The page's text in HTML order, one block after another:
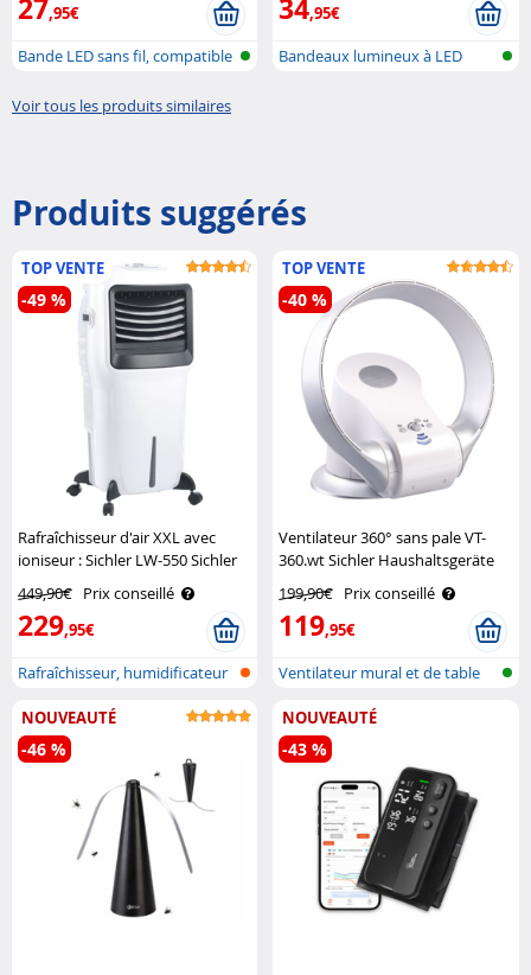
27,95€
Bande LED sans fil, compatible
34,95€
Bandeaux lumineux à LED
Voir tous les produits similaires
Produits suggérés
TOP VENTE
Rafraîchisseur d'air XXL avec
ioniseur : Sichler LW-550 Sichler
449,90€ Prix conseillé
229,95€
-49 %
Rafraîchisseur, humidificateur
TOP VENTE
Ventilateur 360° sans pale VT-
360.wt Sichler Haushaltsgeräte
199,90€ Prix conseillé
119,95€
-40 %
Ventilateur mural et de table
NOUVEAUTÉ
-46 %
NOUVEAUTÉ
-43 %